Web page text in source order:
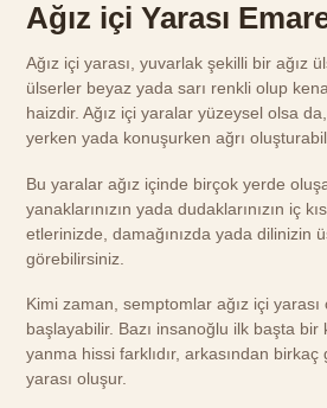
Ağız içi Yarası
Ağız içi yarası, yuvarlak şekilli bir ağız
ülserler beyaz yada sarı renkli olup
haizdir. Ağız içi yaralar yüzeysel olsa
yerken yada konuşurken ağrı
Bu yaralar ağız içinde birçok yerde
yanaklarınızın yada dudaklarınızın iç
etlerinizde, damağınızda yada dilinizin
görebilirsiniz.
Kimi zaman, semptomlar ağız içi yarası
başlayabilir. Bazı insanoğlu ilk başta bir
yanma hissi farklıdır, arkasından birkaç
yarası oluşur.